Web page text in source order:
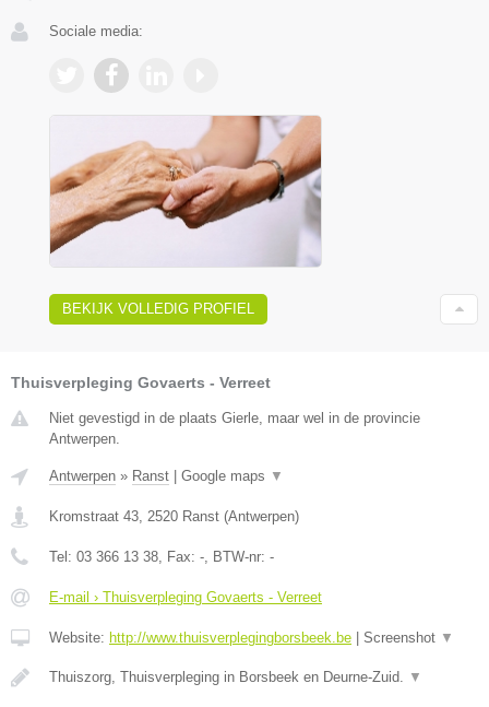
Sociale media:
BEKIJK VOLLEDIG PROFIEL
Thuisverpleging Govaerts - Verreet
Niet gevestigd in de plaats Gierle, maar wel in de provincie
Antwerpen.
Antwerpen » Ranst Google maps ▼
Kromstraat 43 2520 Ranst (Antwerpen)
Tel: 03 366 13 38 , Fax: - , BTW-nr: -
E-mail › Thuisverpleging Govaerts - Verreet
Website: http://www.thuisverplegingborsbeek.be Screenshot ▼
Thuiszorg, Thuisverpleging in Borsbeek en Deurne-Zuid. ▼